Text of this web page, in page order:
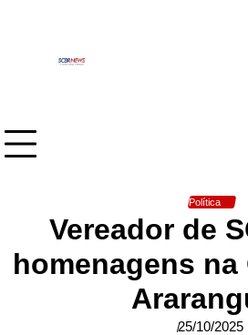
Política
Vereador de
homenagens na
25/10/2025